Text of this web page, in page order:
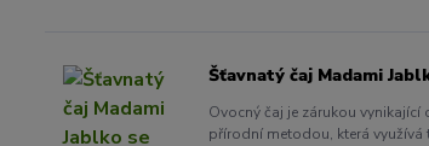
Šťavnatý čaj Madami
Ovocný čaj je zárukou
přírodní metodou, která